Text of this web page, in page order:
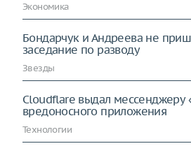
Экономика
Бондарчук и Андреева не
заседание по разводу
Звезды
Cloudflare выдал мессенджеру
вредоносного приложения
Технологии